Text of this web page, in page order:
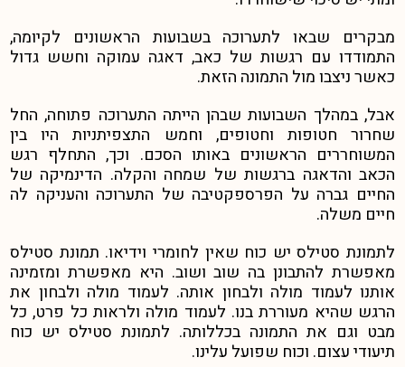
מבקרים שבאו לתערוכה בשבועות הראשונים לקיומה,
התמודדו עם רגשות של כאב, דאגה עמוקה וחשש גדול
כאשר ניצבו מול התמונה הזאת.
אבל, במהלך השבועות שבהן הייתה התערוכה פתוחה, החל
שחרור חטופות וחטופים, וחמש התצפיתניות היו בין
המשוחררים הראשונים באותו הסכם. וכך, התחלף רגש
הכאב והדאגה ברגשות של שמחה והקלה. הדינמיקה של
החיים גברה על הפרספקטיבה של התערוכה והעניקה לה
חיים משלה.
לתמונת סטילס יש כוח שאין לחומרי וידיאו. תמונת סטילס
מאפשרת להתבונן בה שוב ושוב. היא מאפשרת ומזמינה
אותנו לעמוד מולה ולבחון אותה. לעמוד מולה ולבחון את
הרגש שהיא מעוררת בנו. לעמוד מולה ולראות כל פרט, כל
מבט וגם את התמונה בכללותה. לתמונת סטילס יש כוח
תיעודי עצום. וכוח שפועל עלינו.